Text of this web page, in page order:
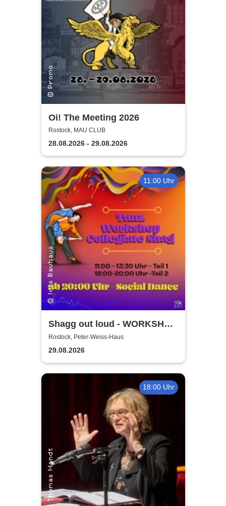
Oi! The Meeting 2026
Rostock, MAU CLUB
28.08.2026 - 29.08.2026
11:00 Uhr
Shagg out loud - WORKSHOP
+ Social Dance | Peter Weiss
Haus Rostock
Rostock, Peter-Weiss-Haus
29.08.2026
18:00 Uhr